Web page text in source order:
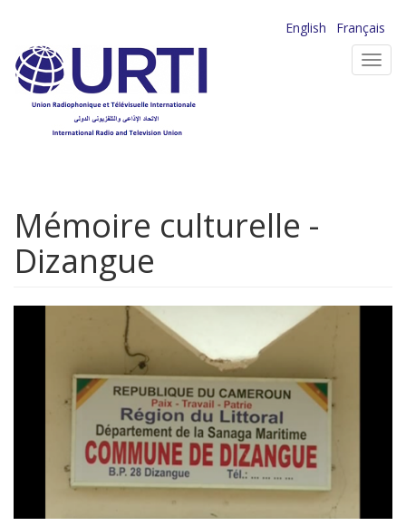
contenu
principal
English
Français
Mémoire culturelle -
Dizangue